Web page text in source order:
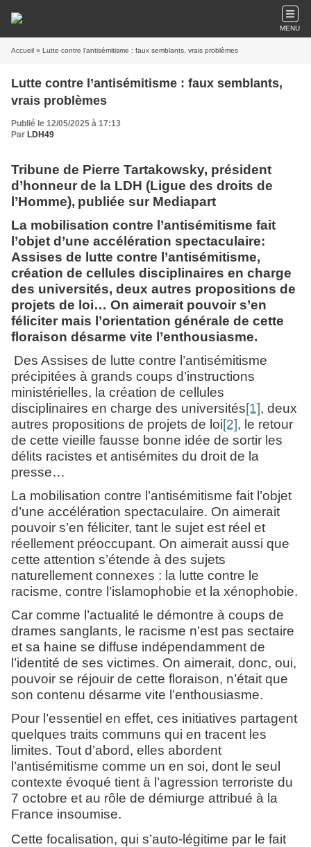
MENU
Accueil » Lutte contre l’antisémitisme : faux semblants, vrais problèmes
Lutte contre l’antisémitisme : faux semblants,
vrais problèmes
Publié le 12/05/2025 à 17:13
Par LDH49
Tribune de Pierre Tartakowsky, président
d’honneur de la LDH (Ligue des droits de
l’Homme), publiée sur Mediapart
La mobilisation contre l’antisémitisme fait
l’objet d’une accélération spectaculaire:
Assises de lutte contre l’antisémitisme,
création de cellules disciplinaires en charge
des universités, deux autres propositions de
projets de loi… On aimerait pouvoir s’en
féliciter mais l’orientation générale de cette
floraison désarme vite l’enthousiasme.
Des Assises de lutte contre l’antisémitisme
précipitées à grands coups d’instructions
ministérielles, la création de cellules
disciplinaires en charge des universités[1], deux
autres propositions de projets de loi[2], le retour
de cette vieille fausse bonne idée de sortir les
délits racistes et antisémites du droit de la
presse…
La mobilisation contre l’antisémitisme fait l’objet
d’une accélération spectaculaire. On aimerait
pouvoir s’en féliciter, tant le sujet est réel et
réellement préoccupant. On aimerait aussi que
cette attention s’étende à des sujets
naturellement connexes : la lutte contre le
racisme, contre l’islamophobie et la xénophobie.
Car comme l’actualité le démontre à coups de
drames sanglants, le racisme n’est pas sectaire
et sa haine se diffuse indépendamment de
l’identité de ses victimes. On aimerait, donc, oui,
pouvoir se réjouir de cette floraison, n’était que
son contenu désarme vite l’enthousiasme.
Pour l’essentiel en effet, ces initiatives partagent
quelques traits communs qui en tracent les
limites. Tout d’abord, elles abordent
l’antisémitisme comme un en soi, dont le seul
contexte évoqué tient à l’agression terroriste du
7 octobre et au rôle de démiurge attribué à la
France insoumise.
Cette focalisation, qui s’auto-légitime par le fait